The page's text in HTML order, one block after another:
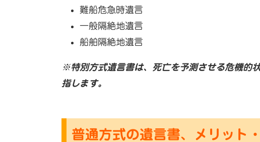
難船危急時遺言
一般隔絶地遺言
船舶隔絶地遺言
※特別方式遺言書は、死亡を予測させる危機的
指します。
普通方式の遺言書、メリット